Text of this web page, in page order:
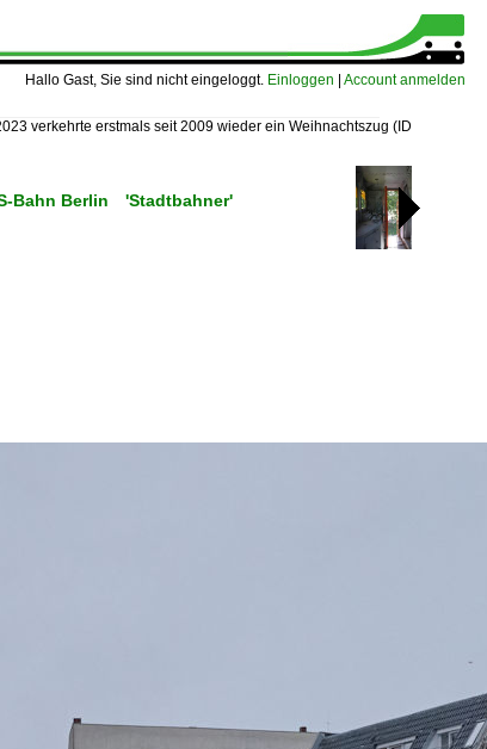
Hallo Gast, Sie sind nicht eingeloggt. Einloggen Account anmelden
verkehrte erstmals seit 2009 wieder ein Weihnachtszug (ID
Bahn Berlin 'Stadtbahner'